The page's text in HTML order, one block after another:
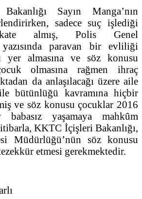
Sayın Manga’nın
sadece suç işlediği
almış, Polis Genel
paravan bir evliliği
yer almasına ve söz konusu
olmasına rağmen ihraç
da anlaşılacağı üzere aile
bütünlüğü kavramına hiçbir
ve söz konusu çocuklar 2016
babasız yaşamaya mahkûm
KKTC İçişleri Bakanlığı,
Müdürlüğü’nün söz konusu
etmesi gerekmektedir.